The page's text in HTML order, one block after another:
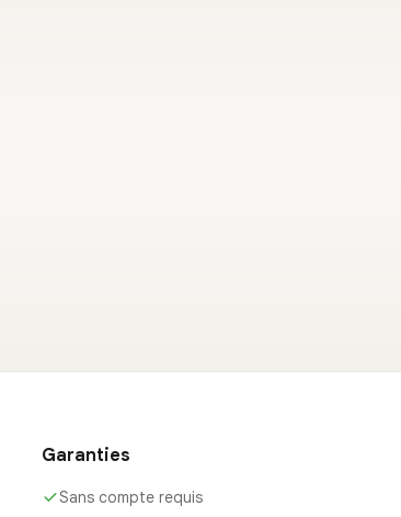
Garanties
Sans compte requis